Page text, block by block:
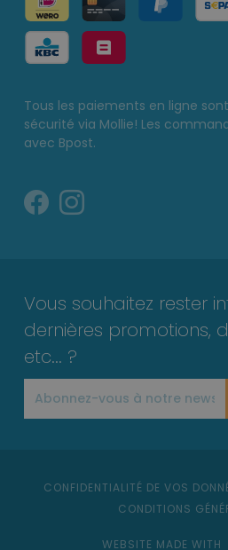
Tous les paiements en ligne
sécurité via Mollie! Les
avec Bpost.
Vous souhaitez rester
dernières promotions,
etc... ?
CONFIDENTIALITÉ DE VOS
CONDITIONS
WEBSITE MADE WITH